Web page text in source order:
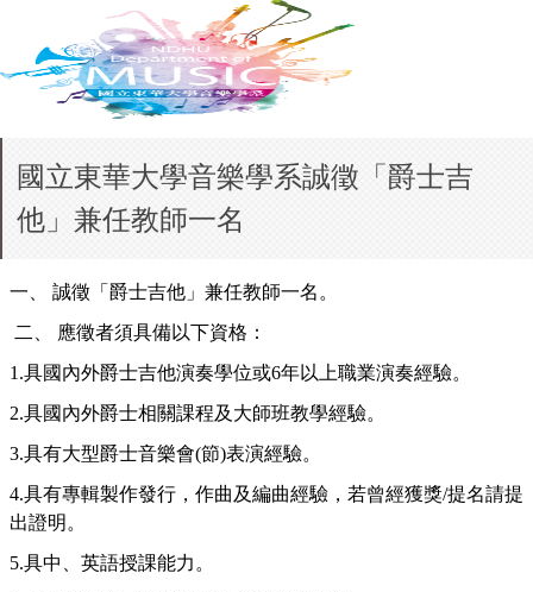
國立東華大學音樂學系誠徵「爵士吉
他」兼任教師一名
一、
誠徵「爵士吉他」兼任教師一名。
二、
應徵者須具備以下資格：
1.具國內外爵士吉他演奏學位或6年以上職業演奏經驗。
2.具國內外爵士相關課程及大師班教學經驗。
3.具有大型爵士音樂會(節)表演經驗。
4.具有專輯製作發行，作曲及編曲經驗，若曾經獲獎/提名請提
出證明。
5.具中、英語授課能力。